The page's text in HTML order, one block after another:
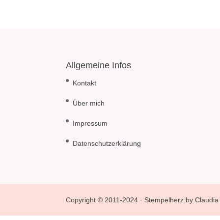
Allgemeine Infos
Kontakt
Über mich
Impressum
Datenschutzerklärung
Copyright © 2011-2024 · Stempelherz by